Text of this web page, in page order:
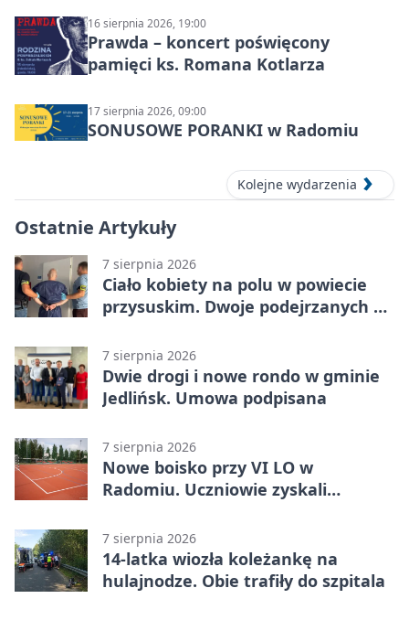
16 sierpnia 2026, 19:00
Prawda – koncert poświęcony
pamięci ks. Romana Kotlarza
17 sierpnia 2026, 09:00
SONUSOWE PORANKI w Radomiu
Kolejne wydarzenia
Ostatnie Artykuły
7 sierpnia 2026
Ciało kobiety na polu w powiecie
przysuskim. Dwoje podejrzanych w
7 sierpnia 2026
Dwie drogi i nowe rondo w gminie
Jedlińsk. Umowa podpisana
7 sierpnia 2026
Nowe boisko przy VI LO w
Radomiu. Uczniowie zyskali
7 sierpnia 2026
14-latka wiozła koleżankę na
hulajnodze. Obie trafiły do szpitala